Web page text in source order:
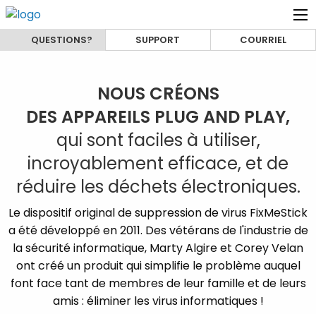
QUESTIONS? SUPPORT COURRIEL
NOUS CRÉONS
DES APPAREILS PLUG AND PLAY,
qui sont faciles à utiliser,
incroyablement efficace, et de
réduire les déchets électroniques.
Le dispositif original de suppression de virus FixMeStick
a été développé en 2011. Des vétérans de l'industrie de
la sécurité informatique, Marty Algire et Corey Velan
ont créé un produit qui simplifie le problème auquel
font face tant de membres de leur famille et de leurs
amis : éliminer les virus informatiques !